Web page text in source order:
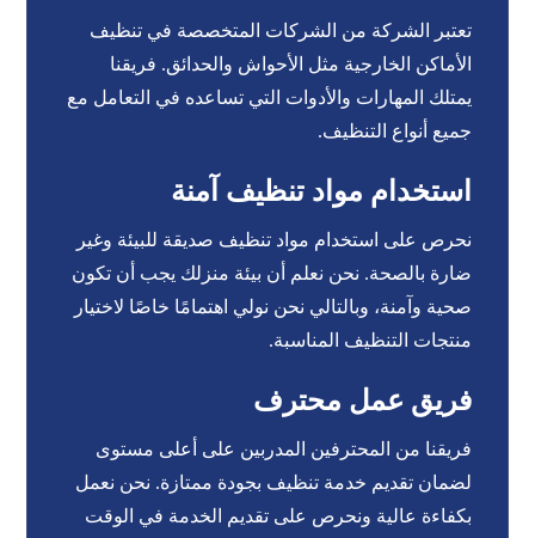
تعتبر الشركة من الشركات المتخصصة في تنظيف
الأماكن الخارجية مثل الأحواش والحدائق. فريقنا
يمتلك المهارات والأدوات التي تساعده في التعامل مع
جميع أنواع التنظيف.
استخدام مواد تنظيف آمنة
نحرص على استخدام مواد تنظيف صديقة للبيئة وغير
ضارة بالصحة. نحن نعلم أن بيئة منزلك يجب أن تكون
صحية وآمنة، وبالتالي نحن نولي اهتمامًا خاصًا لاختيار
منتجات التنظيف المناسبة.
فريق عمل محترف
فريقنا من المحترفين المدربين على أعلى مستوى
لضمان تقديم خدمة تنظيف بجودة ممتازة. نحن نعمل
بكفاءة عالية ونحرص على تقديم الخدمة في الوقت